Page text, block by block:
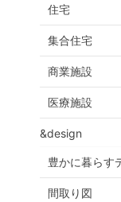
住宅
集合住宅
商業施設
医療施設
&design
豊かに暮らす
間取り図